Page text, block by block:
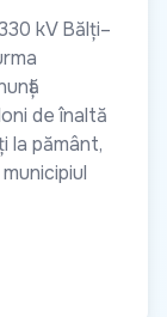
kV Bălți–
de înaltă
la pământ,